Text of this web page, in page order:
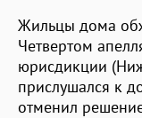
Жильцы дома
Четвертом
юрисдикции
прислушался к
отменил